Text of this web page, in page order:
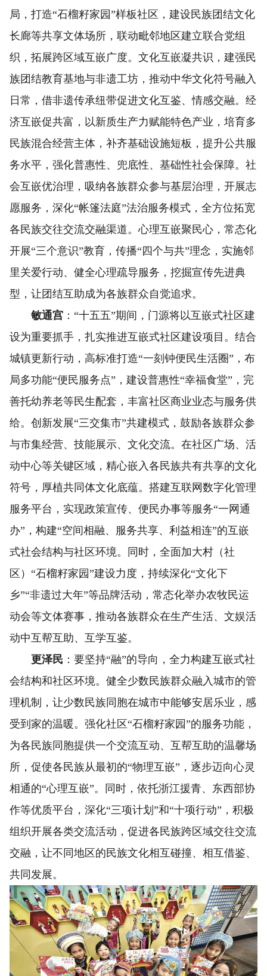
局，打造“石榴籽家园”样板社区，建设民族团结文化
长廊等共享文体场所，联动毗邻地区建立联合党组
织，拓展跨区域互嵌广度。文化互嵌凝共识，建强民
族团结教育基地与非遗工坊，推动中华文化符号融入
日常，借非遗传承纽带促进文化互鉴、情感交融。经
济互嵌促共富，以新质生产力赋能特色产业，培育多
民族混合经营主体，补齐基础设施短板，提升公共服
务水平，强化普惠性、兜底性、基础性社会保障。社
会互嵌优治理，吸纳各族群众参与基层治理，开展志
愿服务，深化“帐篷法庭”法治服务模式，全方位拓宽
各民族交往交流交融渠道。心理互嵌聚民心，常态化
开展“三个意识”教育，传播“四个与共”理念，实施邻
里关爱行动、健全心理疏导服务，挖掘宣传先进典
型，让团结互助成为各族群众自觉追求。
敏通宫 ：“十五五”期间，门源将以互嵌式社区建
设为重要抓手，扎实推进互嵌式社区建设项目。结合
城镇更新行动，高标准打造“一刻钟便民生活圈”，布
局多功能“便民服务点”，建设普惠性“幸福食堂”，完
善托幼养老等民生配套，丰富社区商业业态与服务供
给。创新发展“三交集市”共建模式，鼓励各族群众参
与市集经营、技能展示、文化交流。在社区广场、活
动中心等关键区域，精心嵌入各民族共有共享的文化
符号，厚植共同体文化底蕴。搭建互联网数字化管理
服务平台，实现政策宣传、便民办事等服务“一网通
办”，构建“空间相融、服务共享、利益相连”的互嵌
式社会结构与社区环境。同时，全面加大村（社
区）“石榴籽家园”建设力度，持续深化“文化下
乡”“非遗过大年”等品牌活动，常态化举办农牧民运
动会等文体赛事，推动各族群众在生产生活、文娱活
动中互帮互助、互学互鉴。
更泽民 ：要坚持“融”的导向，全力构建互嵌式社
会结构和社区环境。健全少数民族群众融入城市的管
理机制，让少数民族同胞在城市中能够安居乐业，感
受到家的温暖。强化社区“石榴籽家园”的服务功能，
为各民族同胞提供一个交流互动、互帮互助的温馨场
所，促使各民族从最初的“物理互嵌”，逐步迈向心灵
相通的“心理互嵌”。同时，依托浙江援青、东西部协
作等优质平台，深化“三项计划”和“十项行动”，积极
组织开展各类交流活动，促进各民族跨区域交往交流
交融，让不同地区的民族文化相互碰撞、相互借鉴、
共同发展。